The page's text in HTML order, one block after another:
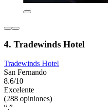
4. Tradewinds Hotel
Tradewinds Hotel
San Fernando
8.6/10
Excelente
(288 opiniones)
“.”